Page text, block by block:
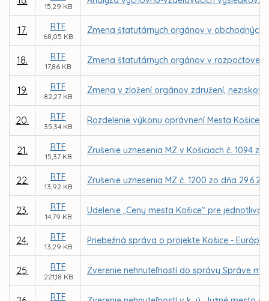
15,29 KB
17. RTF
68,05 KB
Zmena štatutárnych orgánov v obchodných
18. RTF
17,86 KB
Zmena štatutárnych orgánov v rozpočtovej
19. RTF
82,27 KB
Zmena v zložení orgánov združení,
20. RTF
35,34 KB
Rozdelenie výkonu oprávnení Mesta Košice
21. RTF
15,37 KB
Zrušenie uznesenia MZ v Košiciach č. 1094
22. RTF
13,92 KB
Zrušenie uznesenia MZ č. 1200 zo dňa
23. RTF
14,79 KB
Udelenie „Ceny mesta Košice“ pre
24. RTF
13,29 KB
Priebežná správa o projekte Košice -
25. RTF
221,18 KB
Zverenie nehnuteľností do správy Správe
RTF